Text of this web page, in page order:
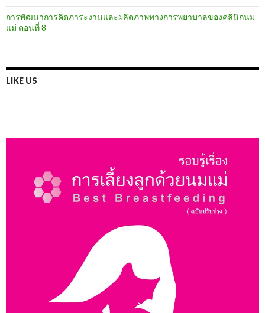
การพัฒนาการคิดภาระงานและผลิตภาพทางการพยาบาลของคลินิกนม
แม่ ตอนที่ 8
LIKE US